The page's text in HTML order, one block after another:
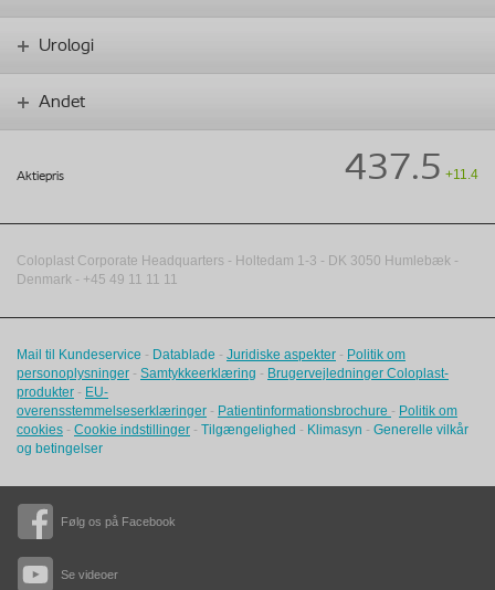
Følg os på Facebook
Se videoer
Urologi
Andet
Aktiepris 437.5 +11.4
Coloplast Corporate Headquarters - Holtedam 1-3 - DK 3050 Humlebæk -
Denmark - +45 49 11 11 11
Mail til Kundeservice - Datablade - Juridiske aspekter - Politik om
personoplysninger - Samtykkeerklæring - Brugervejledninger Coloplast-
produkter - EU-
overensstemmelseserklæringer - Patientinformationsbrochure - Politik om
cookies - Cookie indstillinger - Tilgængelighed - Klimasyn - Generelle vilkår
og betingelser